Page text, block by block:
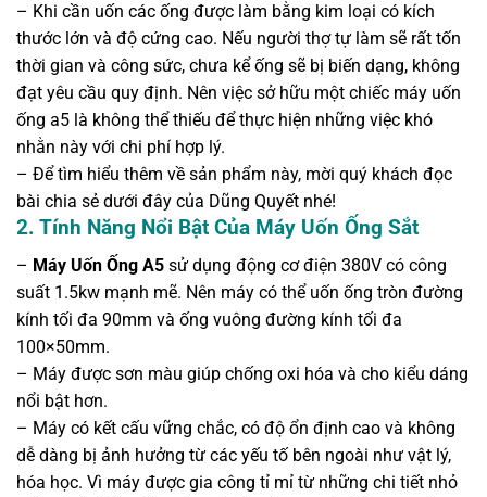
– Khi cần uốn các ống được làm bằng kim loại có kích
thước lớn và độ cứng cao. Nếu người thợ tự làm sẽ rất tốn
thời gian và công sức, chưa kể ống sẽ bị biến dạng, không
đạt yêu cầu quy định. Nên việc sở hữu một chiếc máy uốn
ống a5 là không thể thiếu để thực hiện những việc khó
nhằn này với chi phí hợp lý.
– Để tìm hiểu thêm về sản phẩm này, mời quý khách đọc
bài chia sẻ dưới đây của Dũng Quyết nhé!
2. Tính Năng Nổi Bật Của Máy Uốn Ống Sắt
– Máy Uốn Ống A5 sử dụng động cơ điện 380V có công
suất 1.5kw mạnh mẽ. Nên máy có thể uốn ống tròn đường
kính tối đa 90mm và ống vuông đường kính tối đa
100×50mm.
– Máy được sơn màu giúp chống oxi hóa và cho kiểu dáng
nổi bật hơn.
– Máy có kết cấu vững chắc, có độ ổn định cao và không
dễ dàng bị ảnh hưởng từ các yếu tố bên ngoài như vật lý,
hóa học. Vì máy được gia công tỉ mỉ từ những chi tiết nhỏ